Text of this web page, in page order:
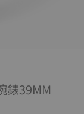
錶39MM